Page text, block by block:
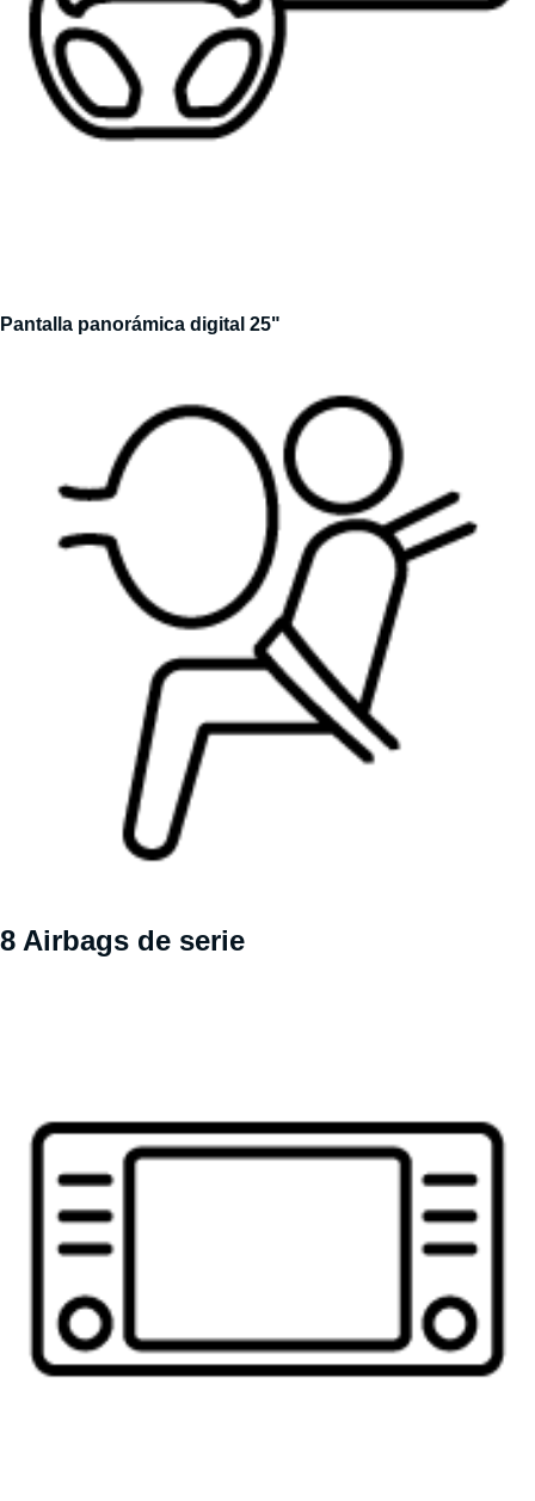
Pantalla panorámica digital 25"
8 Airbags de serie